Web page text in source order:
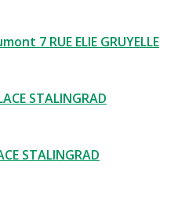
7 RUE ELIE GRUYELLE
STALINGRAD
STALINGRAD